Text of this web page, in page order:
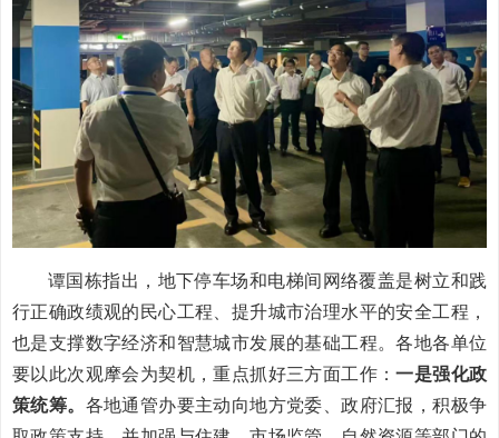
谭国栋指出，地下停车场和电梯间网络覆盖是树立和践
行正确政绩观的民心工程、提升城市治理水平的安全工程，
也是支撑数字经济和智慧城市发展的基础工程。各地各单位
要以此次观摩会为契机，重点抓好三方面工作：一是强化政
策统筹。 各地通管办要主动向地方党委、政府汇报，积极争